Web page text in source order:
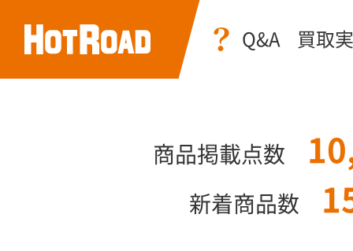
Q&A 買取
商品掲載点数
新着商品数